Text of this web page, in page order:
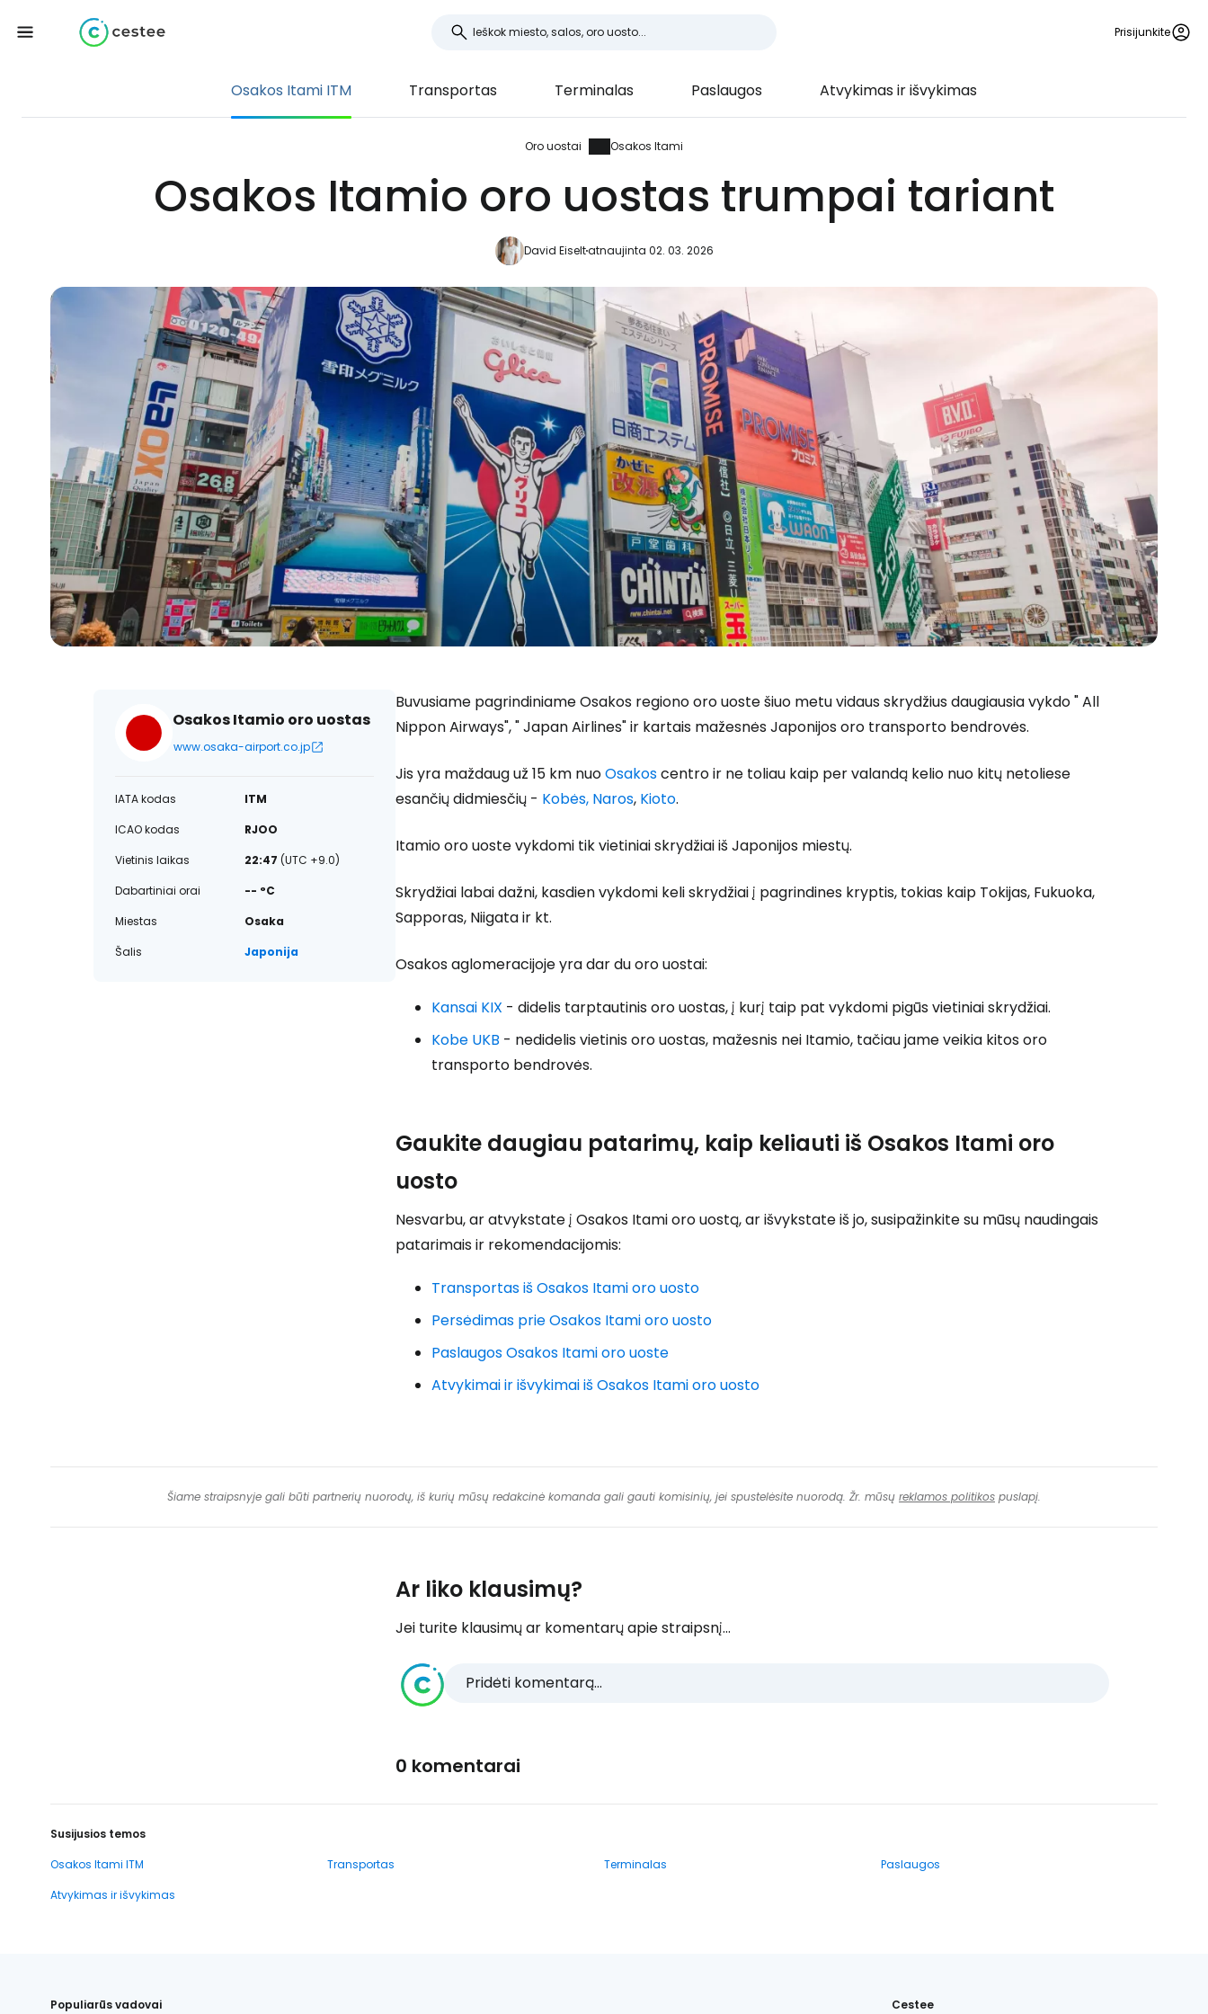
Prisijunkite
Osakos Itami ITM Transportas Terminalas Paslaugos Atvykimas ir išvykimas
Oro uostai Osakos Itami
Osakos Itamio oro uostas trumpai tariant
David Eiseltatnaujinta 02. 03. 2026
Osakos Itamio oro uostas
www.osaka-airport.co.jp
IATA kodas
ITM
ICAO kodas
RJOO
Vietinis laikas
22:47 (UTC +9.0)
Dabartiniai orai
-- °C
Miestas
Osaka
Šalis
Japonija
Buvusiame pagrindiniame Osakos regiono oro uoste šiuo metu vidaus skrydžius daugiausia vykdo " All
Nippon Airways", " Japan Airlines" ir kartais mažesnės Japonijos oro transporto bendrovės.
Jis yra maždaug už 15 km nuoOsakoscentro ir ne toliau kaip per valandą kelio nuo kitų netoliese
esančių didmiesčių - Kobės, Naros, Kioto.
Itamio oro uoste vykdomi tik vietiniai skrydžiai iš Japonijos miestų.
Skrydžiai labai dažni, kasdien vykdomi keli skrydžiai į pagrindines kryptis, tokias kaip Tokijas, Fukuoka,
Sapporas, Niigata ir kt.
Osakos aglomeracijoje yra dar du oro uostai:
Kansai KIX - didelis tarptautinis oro uostas, į kurį taip pat vykdomi pigūs vietiniai skrydžiai.
Kobe UKB - nedidelis vietinis oro uostas, mažesnis nei Itamio, tačiau jame veikia kitos oro
transporto bendrovės.
Gaukite daugiau patarimų, kaip keliauti iš Osakos Itami oro
uosto
Nesvarbu, ar atvykstate į Osakos Itami oro uostą, ar išvykstate iš jo, susipažinkite su mūsų naudingais
patarimais ir rekomendacijomis:
Transportas iš Osakos Itami oro uosto
Persėdimas prie Osakos Itami oro uosto
Paslaugos Osakos Itami oro uoste
Atvykimai ir išvykimai iš Osakos Itami oro uosto
Šiame straipsnyje gali būti partnerių nuorodų, iš kurių mūsų redakcinė komanda gali gauti komisinių, jei spustelėsite nuorodą. Žr. mūsų reklamos politikos puslapį.
Ar liko klausimų?
Jei turite klausimų ar komentarų apie straipsnį...
Pridėti komentarą...
0 komentarai
Susijusios temos
Osakos Itami ITM
Transportas Terminalas
Paslaugos
Atvykimas ir išvykimas
Populiarūs vadovai Cestee
Prisijunkite prie Cestee
... pasaulinė kelionių bendruomenė